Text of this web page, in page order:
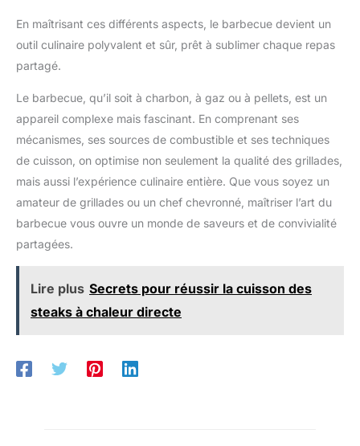
En maîtrisant ces différents aspects, le barbecue devient un
outil culinaire polyvalent et sûr, prêt à sublimer chaque repas
partagé.
Le barbecue, qu’il soit à charbon, à gaz ou à pellets, est un
appareil complexe mais fascinant. En comprenant ses
mécanismes, ses sources de combustible et ses techniques
de cuisson, on optimise non seulement la qualité des grillades,
mais aussi l’expérience culinaire entière. Que vous soyez un
amateur de grillades ou un chef chevronné, maîtriser l’art du
barbecue vous ouvre un monde de saveurs et de convivialité
partagées.
Lire plus Secrets pour réussir la cuisson des
steaks à chaleur directe